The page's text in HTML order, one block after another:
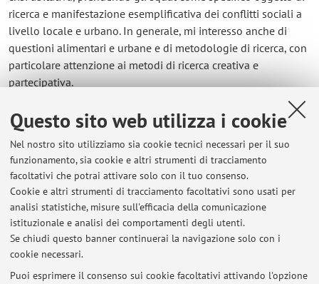
Questo sito web utilizza i cookie
Nel nostro sito utilizziamo sia cookie tecnici necessari per il suo
funzionamento, sia cookie e altri strumenti di tracciamento
facoltativi che potrai attivare solo con il tuo consenso.
Cookie e altri strumenti di tracciamento facoltativi sono usati per
analisi statistiche, misure sull'efficacia della comunicazione
istituzionale e analisi dei comportamenti degli utenti.
Se chiudi questo banner continuerai la navigazione solo con i
cookie necessari.
Puoi esprimere il consenso sui cookie facoltativi attivando l'opzione
ricerca e manifestazione esemplificativa dei conflitti sociali a
livello locale e urbano. In generale, mi interesso anche di
questioni alimentari e urbane e di metodologie di ricerca, con
particolare attenzione ai metodi di ricerca creativa e
partecipativa.
Contatti
E-mail: alessandra.motta4@unibo.it
Dipartimento di Scienze Politiche e Sociali
Strada Maggiore 45, Bologna - Vai alla mappa